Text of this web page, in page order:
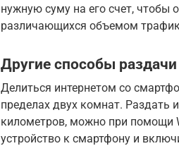
нужную суму на его счет, чтобы
различающихся объемом
Другие способы
Делиться интернетом со
пределах двух комнат. Раздать
километров, можно при помощи
устройство к смартфону и